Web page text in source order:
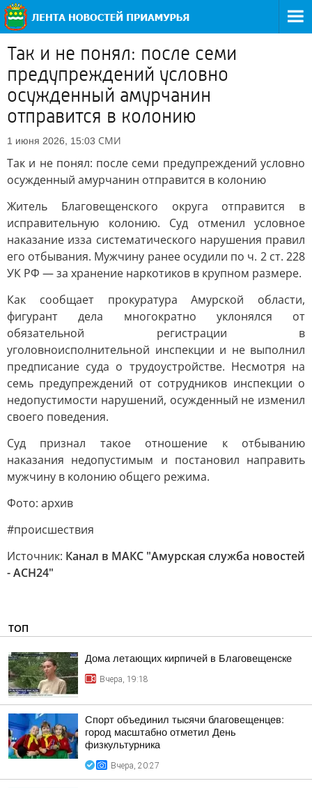
Так и не понял: после семи
предупреждений условно
осужденный амурчанин
отправится в колонию
1 июня 2026, 15:03 СМИ
Так и не понял: после семи предупреждений условно
осужденный амурчанин отправится в колонию
Житель Благовещенского округа отправится в
исправительную колонию. Суд отменил условное
наказание изза систематического нарушения правил
его отбывания. Мужчину ранее осудили по ч. 2 ст. 228
УК РФ — за хранение наркотиков в крупном размере.
Как сообщает прокуратура Амурской области,
фигурант дела многократно уклонялся от
обязательной регистрации в
уголовноисполнительной инспекции и не выполнил
предписание суда о трудоустройстве. Несмотря на
семь предупреждений от сотрудников инспекции о
недопустимости нарушений, осужденный не изменил
своего поведения.
Суд признал такое отношение к отбыванию
наказания недопустимым и постановил направить
мужчину в колонию общего режима.
Фото: архив
#происшествия
Источник: Канал в МАКС "Амурская служба новостей
- АСН24"
ТОП
Дома летающих кирпичей в Благовещенске
Вчера, 19:18
Спорт объединил тысячи благовещенцев:
город масштабно отметил День
физкультурника
Вчера, 20:27